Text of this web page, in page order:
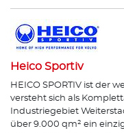
Heico Sportiv
HEICO SPORTIV ist der
versteht sich als
Industriegebiet
über 9.000 qm² ein